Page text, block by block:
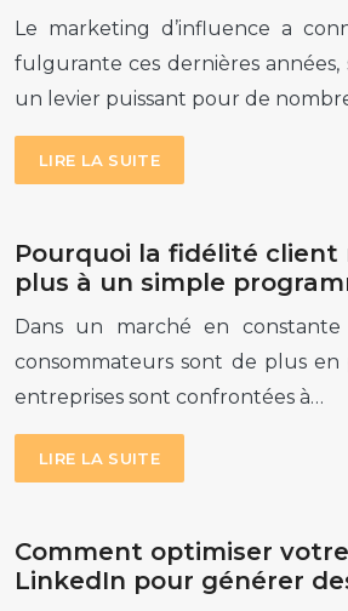
Le marketing d’influence a
fulgurante ces dernières années,
un levier puissant pour de
LIRE LA SUITE
Pourquoi la fidélité client
plus à un simple
Dans un marché en
consommateurs sont de plus en
entreprises sont confrontées à…
LIRE LA SUITE
Comment optimiser
LinkedIn pour générer